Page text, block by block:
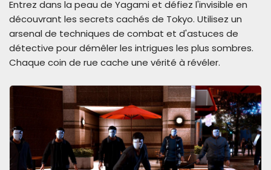
Entrez dans la peau de Yagami et défiez l'invisible en
découvrant les secrets cachés de Tokyo. Utilisez un
arsenal de techniques de combat et d'astuces de
détective pour démêler les intrigues les plus sombres.
Chaque coin de rue cache une vérité à révéler.